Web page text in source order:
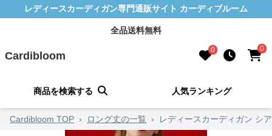
レディースカーディガン専門通販サイト カーディブルーム
全品送料無料
Cardibloom 0 0
商品を検索する 人気ランキング
Cardibloom TOP › ロング丈の一覧 › レディースカーディガン シ